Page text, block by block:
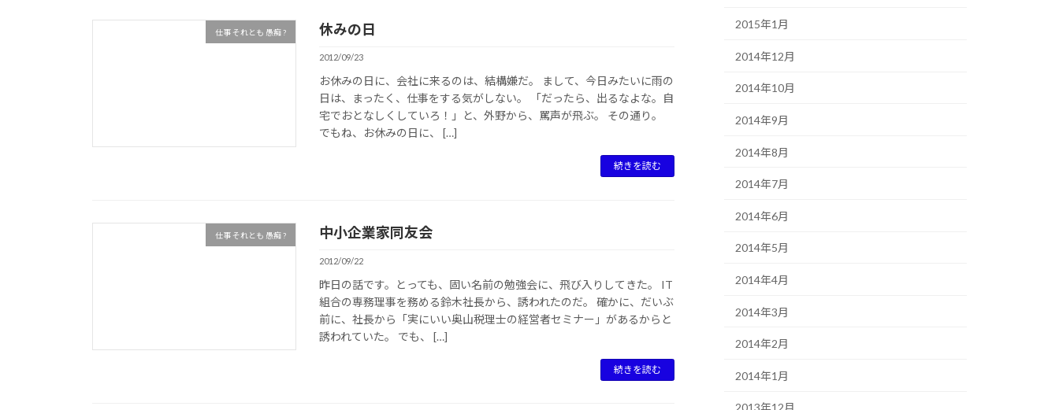
仕事 それとも 愚痴 ? 休みの日
2012/09/23
お休みの日に、会社に来るのは、結構嫌だ。 まして、今日みたいに雨の
日は、まったく、仕事をする気がしない。 「だったら、出るなよな。自
宅でおとなしくしていろ！」と、外野から、罵声が飛ぶ。 その通り。
でもね、お休みの日に、 […]
続きを読む
仕事 それとも 愚痴 ? 中小企業家同友会
2012/09/22
昨日の話です。とっても、固い名前の勉強会に、飛び入りしてきた。 IT
組合の専務理事を務める鈴木社長から、誘われたのだ。 確かに、だいぶ
前に、社長から「実にいい奥山税理士の経営者セミナー」があるからと
誘われていた。 でも、 […]
続きを読む
2015年1月
2014年12月
2014年10月
2014年9月
2014年8月
2014年7月
2014年6月
2014年5月
2014年4月
2014年3月
2014年2月
2014年1月